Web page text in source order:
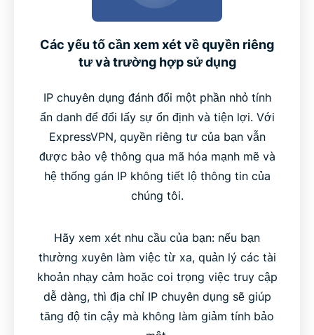
Các yếu tố cần xem xét về quyền riêng
tư và trường hợp sử dụng
IP chuyên dụng đánh đổi một phần nhỏ tính
ẩn danh để đổi lấy sự ổn định và tiện lợi. Với
ExpressVPN, quyền riêng tư của bạn vẫn
được bảo vệ thông qua mã hóa mạnh mẽ và
hệ thống gán IP không tiết lộ thông tin của
chúng tôi.
Hãy xem xét nhu cầu của bạn: nếu bạn
thường xuyên làm việc từ xa, quản lý các tài
khoản nhạy cảm hoặc coi trọng việc truy cập
dễ dàng, thì địa chỉ IP chuyên dụng sẽ giúp
tăng độ tin cậy mà không làm giảm tính bảo